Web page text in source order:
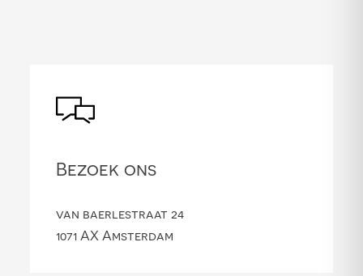
Bezoek ons
van baerlestraat 24
1071 AX Amsterdam